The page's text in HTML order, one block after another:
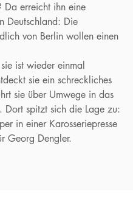
Da erreicht ihn eine
Deutschland: Die
von Berlin wollen einen
ist wieder einmal
sie ein schreckliches
sie über Umwege in das
spitzt sich die Lage zu:
in einer Karosseriepresse
Georg Dengler.